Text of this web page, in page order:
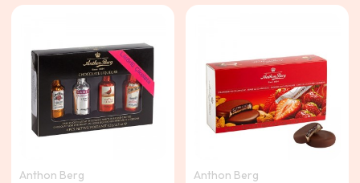
Anthon Berg
Anthon Berg